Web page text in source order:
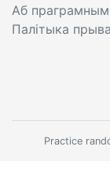
Аб праграмным
Палітыка
Practice